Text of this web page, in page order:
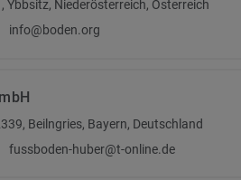
Ybbsitz, Niederösterreich, Österreich
info@boden.org
Beilngries, Bayern, Deutschland
fussboden-huber@t-online.de